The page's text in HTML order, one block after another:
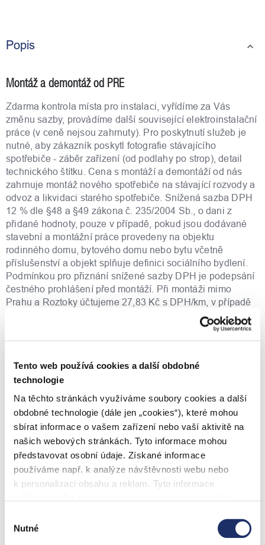
Tento web používá cookies a další obdobné
technologie
Na těchto stránkách využíváme soubory cookies a další
obdobné technologie (dále jen „cookies“), které mohou
sbírat informace o vašem zařízení nebo vaší aktivitě na
našich webových stránkách. Tyto informace mohou
představovat osobní údaje. Získané informace
používáme např. k analýze návštěvnosti webu nebo
k personalizaci obsahu a reklam. Tyto informace
s dalšími informacemi, které jste jim poskytli nebo které
získali v důsledku toho, že používáte jejich služby. Jaké
souhlasu
Nutné
Popis
Montáž a demontáž od PRE
Zdarma kontrola místa pro instalaci, vyřídíme za Vás
změnu sazby, provádíme další související elektroinstalační
práce (v ceně nejsou zahrnuty). Pro poskytnutí služeb je
nutné, aby zákazník poskytl fotografie stávajícího
spotřebiče - záběr zařízení (od podlahy po strop), detail
technického štítku. Cena s montáží a demontáží od nás
zahrnuje montáž nového spotřebiče na stávající rozvody a
odvoz a likvidaci starého spotřebiče. Snížená sazba DPH
12 % dle §48 a §49 zákona č. 235/2004 Sb., o dani z
přidané hodnoty, pouze v případě, pokud jsou dodávané
stavební a montážní práce provedeny na objektu
rodinného domu, bytového domu nebo bytu včetně
příslušenství a objekt splňuje definici sociálního bydlení.
Podmínkou pro přiznání snížené sazby DPH je podepsání
čestného prohlášení před montáží. Při montáži mimo
Prahu a Roztoky účtujeme 27,83 Kč s DPH/km, v případě
montáže v Praze a Roztokách je doprava zdarma.
EXPRES instalace od PRE
Pro volbu EXPRES instalace nezapomeňte do košíku
přidat i zboží s montáží případně demontáží.
EXPRES příplatek zahrnuje montáž nového spotřebiče do
48 hodin. Tato služba je dostupná pro vybrané bojlery
označené ve filtru jako "Expres montáž" a nelze ji zakoupit
samostatně.
Nastavení teploty
Nástěnné zásobníky umožňují plynulé nastavení teploty od
30 do 70 °C. Ukazatel ohřevu signalizuje režim ohřevu. Na
lze pohodlně sledovat aktuální teplotu vody. Příkon
nástěnného zásobníku činí pouze 1,8 kW. Univerzální